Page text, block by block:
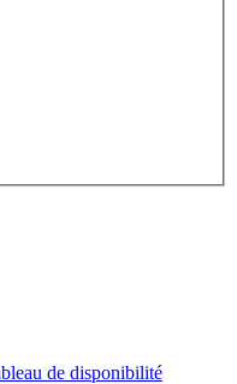
de disponibilité